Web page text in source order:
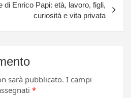
di Enrico Papi: età, lavoro, figli,
curiosità e vita privata
sarà pubblicato. I campi
*